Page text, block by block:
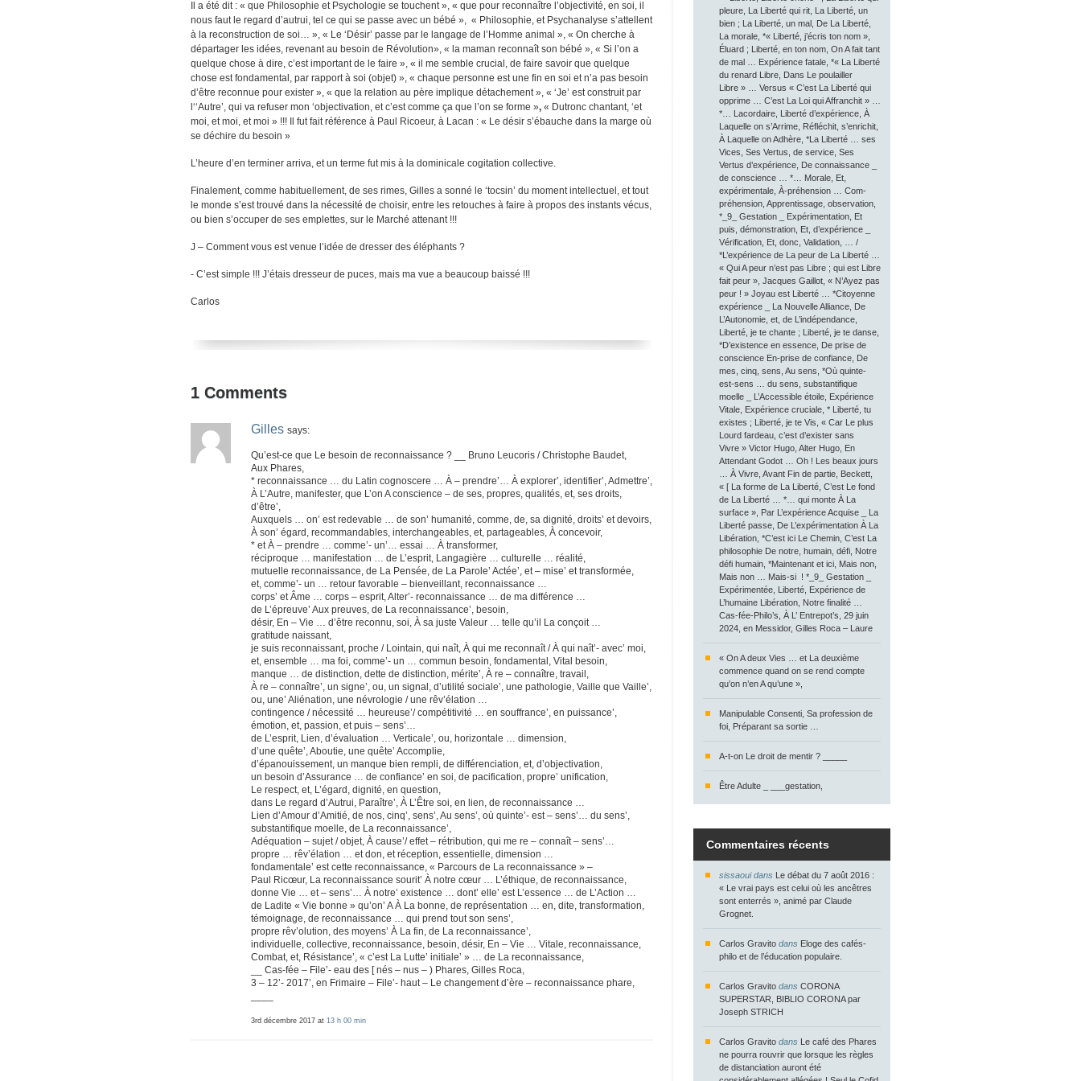
Il a été dit : « que Philosophie et Psychologie se touchent », « que pour reconnaître l’objectivité, en soi, il
nous faut le regard d’autrui, tel ce qui se passe avec un bébé », « Philosophie, et Psychanalyse s’attellent
à la reconstruction de soi… », « Le ‘Désir’ passe par le langage de l’Homme animal », « On cherche à
départager les idées, revenant au besoin de Révolution», « la maman reconnaît son bébé », « Si l’on a
quelque chose à dire, c’est important de le faire », « il me semble crucial, de faire savoir que quelque
chose est fondamental, par rapport à soi (objet) », « chaque personne est une fin en soi et n’a pas besoin
d’être reconnue pour exister », « que la relation au père implique détachement », « ‘Je’ est construit par
l‘‘Autre’, qui va refuser mon ‘objectivation, et c’est comme ça que l’on se forme », « Dutronc chantant, ‘et
moi, et moi, et moi » !!! Il fut fait référence à Paul Ricoeur, à Lacan : « Le désir s’ébauche dans la marge où
se déchire du besoin »
L’heure d’en terminer arriva, et un terme fut mis à la dominicale cogitation collective.
Finalement, comme habituellement, de ses rimes, Gilles a sonné le ‘tocsin’ du moment intellectuel, et tout
le monde s’est trouvé dans la nécessité de choisir, entre les retouches à faire à propos des instants vécus,
ou bien s’occuper de ses emplettes, sur le Marché attenant !!!
J – Comment vous est venue l’idée de dresser des éléphants ?
- C’est simple !!! J’étais dresseur de puces, mais ma vue a beaucoup baissé !!!
Carlos
1 Comments
Gilles says:
Qu’est-ce que Le besoin de reconnaissance ? __ Bruno Leucoris / Christophe Baudet,
Aux Phares,
* reconnaissance … du Latin cognoscere … À – prendre’… À explorer’, identifier’, Admettre’,
À L’Autre, manifester, que L’on A conscience – de ses, propres, qualités, et, ses droits,
d’être’,
Auxquels … on’ est redevable … de son’ humanité, comme, de, sa dignité, droits’ et devoirs,
À son’ égard, recommandables, interchangeables, et, partageables, À concevoir,
* et À – prendre … comme’- un’… essai … À transformer,
réciproque … manifestation … de L’esprit, Langagière … culturelle … réalité,
mutuelle reconnaissance, de La Pensée, de La Parole’ Actée’, et – mise’ et transformée,
et, comme’- un … retour favorable – bienveillant, reconnaissance …
corps’ et Âme … corps – esprit, Alter’- reconnaissance … de ma différence …
de L’épreuve’ Aux preuves, de La reconnaissance’, besoin,
désir, En – Vie … d’être reconnu, soi, À sa juste Valeur … telle qu’il La conçoit …
gratitude naissant,
je suis reconnaissant, proche / Lointain, qui naît, À qui me reconnaît / À qui naît’- avec’ moi,
et, ensemble … ma foi, comme’- un … commun besoin, fondamental, Vital besoin,
manque … de distinction, dette de distinction, mérite’, À re – connaître, travail,
À re – connaître’, un signe’, ou, un signal, d’utilité sociale’, une pathologie, Vaille que Vaille’,
ou, une’ Aliénation, une névrologie / une rêv’élation …
contingence / nécessité … heureuse’/ compétitivité … en souffrance’, en puissance’,
émotion, et, passion, et puis – sens’…
de L’esprit, Lien, d’évaluation … Verticale’, ou, horizontale … dimension,
d’une quête’, Aboutie, une quête’ Accomplie,
d’épanouissement, un manque bien rempli, de différenciation, et, d’objectivation,
un besoin d’Assurance … de confiance’ en soi, de pacification, propre’ unification,
Le respect, et, L’égard, dignité, en question,
dans Le regard d’Autrui, Paraître’, À L’Être soi, en lien, de reconnaissance …
Lien d’Amour d’Amitié, de nos, cinq’, sens’, Au sens’, où quinte’- est – sens’… du sens’,
substantifique moelle, de La reconnaissance’,
Adéquation – sujet / objet, À cause’/ effet – rétribution, qui me re – connaît – sens’…
propre … rêv’élation … et don, et réception, essentielle, dimension …
fondamentale’ est cette reconnaissance, « Parcours de La reconnaissance » –
Paul Ricœur, La reconnaissance sourit’ À notre cœur … L’éthique, de reconnaissance,
donne Vie … et – sens’… À notre’ existence … dont’ elle’ est L’essence … de L’Action …
de Ladite « Vie bonne » qu’on’ A À La bonne, de représentation … en, dite, transformation,
témoignage, de reconnaissance … qui prend tout son sens’,
propre rêv’olution, des moyens’ À La fin, de La reconnaissance’,
individuelle, collective, reconnaissance, besoin, désir, En – Vie … Vitale, reconnaissance,
Combat, et, Résistance’, « c’est La Lutte’ initiale’ » … de La reconnaissance,
__ Cas-fée – File’- eau des [ nés – nus – ) Phares, Gilles Roca,
3 – 12’- 2017’, en Frimaire – File’- haut – Le changement d’ère – reconnaissance phare,
3rd décembre 2017 at 13 h 00 min
pleure, La Liberté qui rit, La Liberté, un
bien ; La Liberté, un mal, De La Liberté,
La morale, *« Liberté, j’écris ton nom »,
Éluard ; Liberté, en ton nom, On A fait tant
de mal … Expérience fatale, *« La Liberté
du renard Libre, Dans Le poulailler
Libre » … Versus « C’est La Liberté qui
opprime … C’est La Loi qui Affranchit » …
*… Lacordaire, Liberté d’expérience, À
Laquelle on s’Arrime, Réfléchit, s’enrichit,
À Laquelle on Adhère, *La Liberté … ses
Vices, Ses Vertus, de service, Ses
Vertus d’expérience, De connaissance _
de conscience … *… Morale, Et,
expérimentale, À-préhension … Com-
préhension, Apprentissage, observation,
*_9_ Gestation _ Expérimentation, Et
puis, démonstration, Et, d’expérience _
Vérification, Et, donc, Validation, … /
*L’expérience de La peur de La Liberté …
« Qui A peur n’est pas Libre ; qui est Libre
fait peur », Jacques Gaillot, « N’Ayez pas
peur ! » Joyau est Liberté … *Citoyenne
expérience _ La Nouvelle Alliance, De
L’Autonomie, et, de L’indépendance,
Liberté, je te chante ; Liberté, je te danse,
*D’existence en essence, De prise de
conscience En-prise de confiance, De
mes, cinq, sens, Au sens, *Où quinte-
est-sens … du sens, substantifique
moelle _ L’Accessible étoile, Expérience
Vitale, Expérience cruciale, * Liberté, tu
existes ; Liberté, je te Vis, « Car Le plus
Lourd fardeau, c’est d’exister sans
Vivre » Victor Hugo, Alter Hugo, En
Attendant Godot … Oh ! Les beaux jours
… À Vivre, Avant Fin de partie, Beckett,
« [ La forme de La Liberté, C’est Le fond
de La Liberté … *… qui monte À La
surface », Par L’expérience Acquise _ La
Liberté passe, De L’expérimentation À La
Libération, *C’est ici Le Chemin, C’est La
philosophie De notre, humain, défi, Notre
défi humain, *Maintenant et ici, Mais non,
Mais non … Mais-si ! *_9_ Gestation _
Expérimentée, Liberté, Expérience de
L’humaine Libération, Notre finalité …
Cas-fée-Philo’s, À L’ Entrepot’s, 29 juin
2024, en Messidor, Gilles Roca – Laure
« On A deux Vies … et La deuxième
commence quand on se rend compte
qu’on n’en A qu’une »,
Manipulable Consenti, Sa profession de
foi, Préparant sa sortie …
A-t-on Le droit de mentir ? _____
Être Adulte _ ___gestation,
Commentaires récents
sissaoui dans Le débat du 7 août 2016 :
« Le vrai pays est celui où les ancêtres
sont enterrés », animé par Claude
Grognet.
Carlos Gravito dans Eloge des cafés-
philo et de l’éducation populaire.
Carlos Gravito dans CORONA
SUPERSTAR, BIBLIO CORONA par
Joseph STRICH
Carlos Gravito dans Le café des Phares
ne pourra rouvrir que lorsque les règles
de distanciation auront été